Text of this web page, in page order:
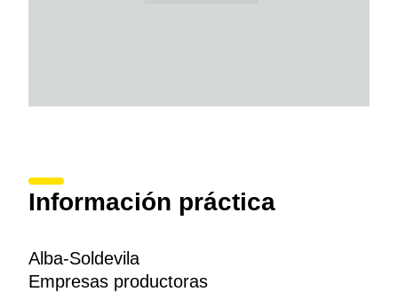
Información práctica
Alba-Soldevila
Empresas productoras